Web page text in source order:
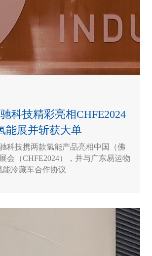
科技精彩亮相CHFE2024
能展并斩获大单
科技携两款氢能产品亮相中国（佛
会（CHFE2024），并与广东易运物
能冷藏车合作协议